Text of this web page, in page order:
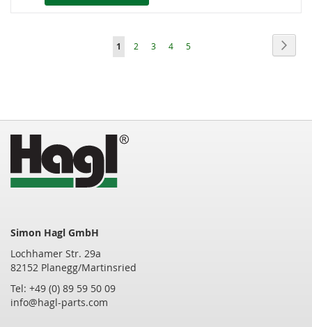
Seite
Sie
1 Seite
2 Seite
3 Seite
4 Seite
5
Simon Hagl GmbH
Lochhamer Str. 29a
82152 Planegg/Martinsried
Tel: +49 (0) 89 59 50 09
info@hagl-parts.com